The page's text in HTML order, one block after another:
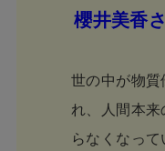
櫻井美香
世の中が物
れ、人間本
らなくなっ